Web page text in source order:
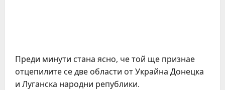
Преди минути стана ясно, че той ще признае
отцепилите се две области от Украйна Донецка
и Луганска народни републики.